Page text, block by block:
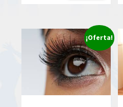
39.00€.
¡Oferta!